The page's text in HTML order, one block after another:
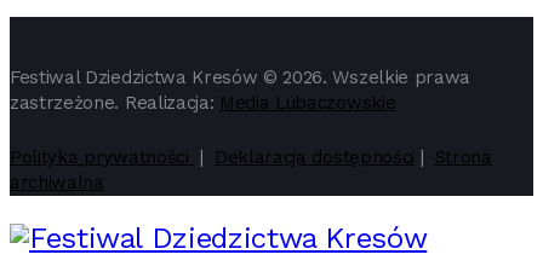
Festiwal Dziedzictwa Kresów © 2026. Wszelkie prawa
zastrzeżone. Realizacja: Media Lubaczowskie
Polityka prywatności | Deklaracja dostępności | Strona
archiwalna